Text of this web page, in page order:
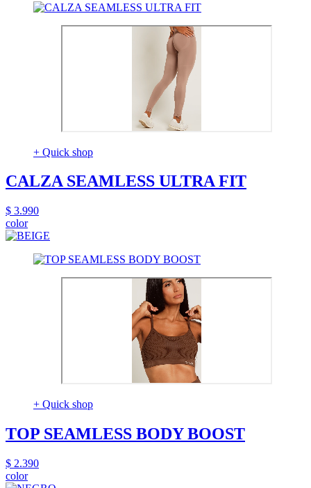
+ Quick shop
CALZA SEAMLESS ULTRA FIT
$ 3.990
color
+ Quick shop
TOP SEAMLESS BODY BOOST
$ 2.390
color